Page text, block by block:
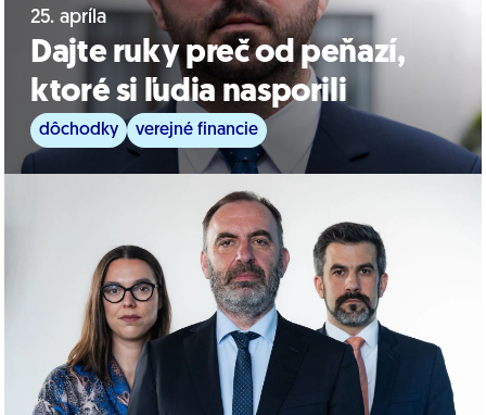
25. apríla
Dajte ruky preč od peňazí,
ktoré si ľudia nasporili
dôchodky verejné financie